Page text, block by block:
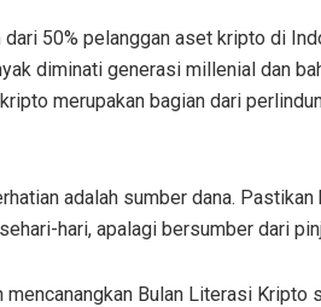
50% pelanggan aset kripto di
diminati generasi millenial dan
merupakan bagian dari
adalah sumber dana.
hari, apalagi bersumber dari
Bulan Literasi Kripto